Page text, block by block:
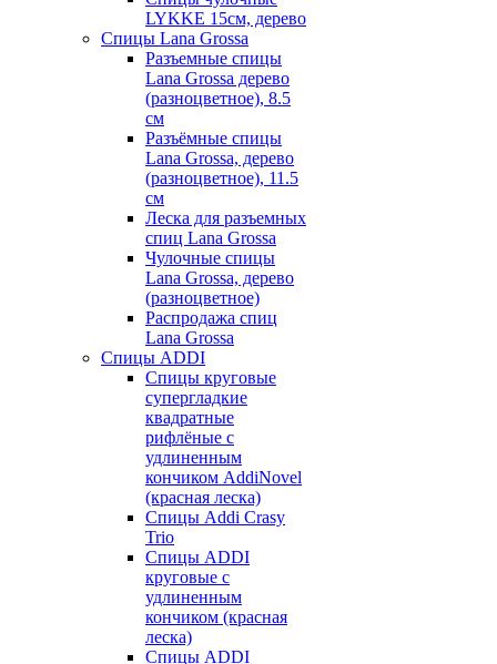
LYKKE 15см, дерево
Спицы Lana Grossa
Разъемные спицы
Lana Grossa дерево
(разноцветное), 8.5
см
Разъёмные спицы
Lana Grossa, дерево
(разноцветное), 11.5
см
Леска для разъемных
спиц Lana Grossa
Чулочные спицы
Lana Grossa, дерево
(разноцветное)
Распродажа спиц
Lana Grossa
Спицы ADDI
Спицы круговые
супергладкие
квадратные
рифлёные с
удлиненным
кончиком AddiNovel
(красная леска)
Спицы Addi Crasy
Trio
Спицы ADDI
круговые с
удлиненным
кончиком (красная
леска)
Спицы ADDI